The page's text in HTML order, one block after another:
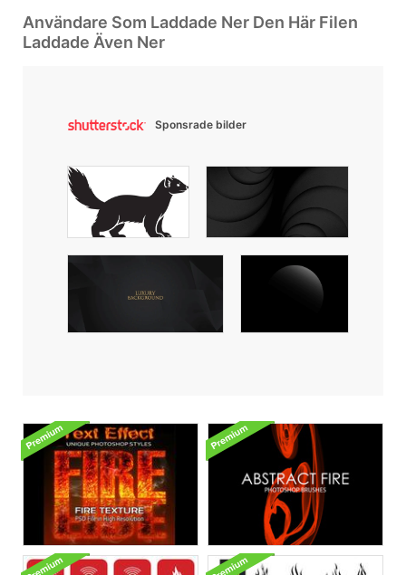
Användare Som Laddade Ner Den Här Filen
Laddade Även Ner
Sponsrade bilder